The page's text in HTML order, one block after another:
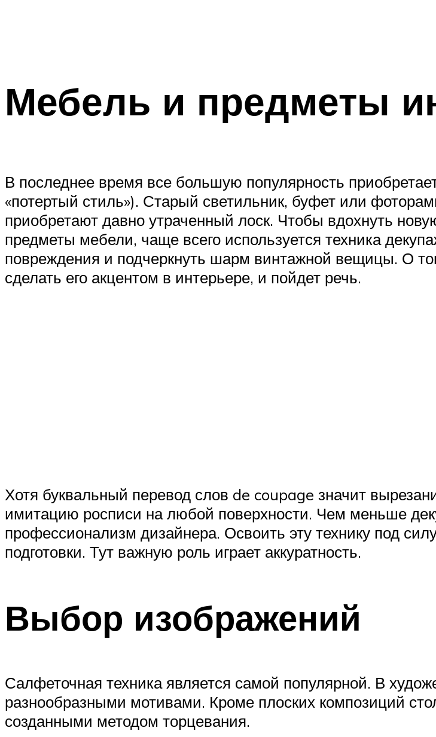
Мебель и предметы
В последнее время все большую популярность
«потертый стиль»). Старый светильник, буфет или
приобретают давно утраченный лоск. Чтобы вдохнуть
предметы мебели, чаще всего используется техника
повреждения и подчеркнуть шарм винтажной вещицы. О
сделать его акцентом в интерьере, и пойдет речь.
Хотя буквальный перевод слов de coupage значит
имитацию росписи на любой поверхности. Чем меньше
профессионализм дизайнера. Освоить эту технику под
подготовки. Тут важную роль играет аккуратность.
Выбор изображений
Салфеточная техника является самой популярной. В
разнообразными мотивами. Кроме плоских композиций
созданными методом торцевания.